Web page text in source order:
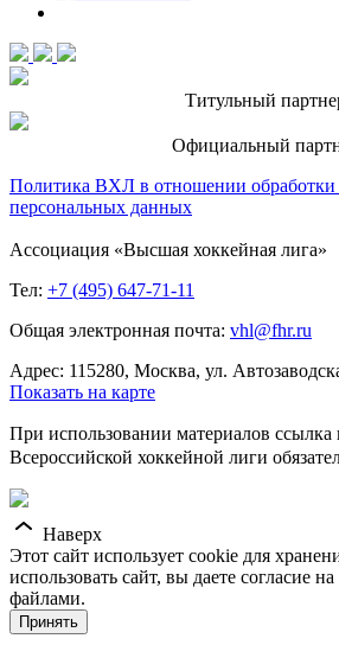
Титульный
Официальный
Политика ВХЛ в отношении
персональных данных
Ассоциация «Высшая хоккейная лига»
Тел: +7 (495) 647-71-11
Общая электронная почта: vhl@fhr.ru
Адрес: 115280, Москва, ул.
Показать на карте
При использовании материалов
Всероссийской хоккейной лиги
Наверх
Этот сайт использует cookie для
использовать сайт, вы даете согласие
файлами.
Принять